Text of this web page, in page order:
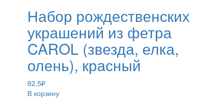
Набор рождественских
украшений из фетра
CAROL (звезда, елка,
олень), красный
92.5₽
В корзину